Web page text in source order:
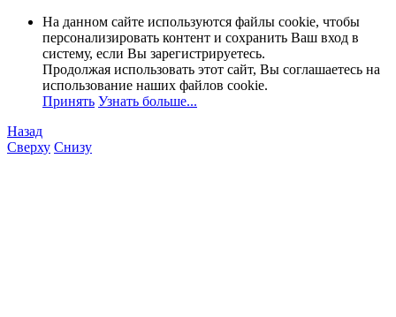
На данном сайте используются файлы cookie, чтобы
персонализировать контент и сохранить Ваш вход в
систему, если Вы зарегистрируетесь.
Продолжая использовать этот сайт, Вы соглашаетесь на
использование наших файлов cookie.
Принять Узнать больше...
Назад
Сверху Снизу